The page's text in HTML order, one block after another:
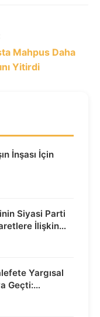
Mahpus Daha
Yitirdi
İnşası İçin
Siyasi Parti
İlişkin
Yargısal
Geçti: